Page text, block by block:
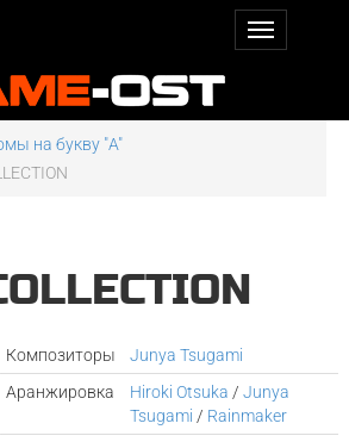
на букву "A"
Композиторы
Junya Tsugami
Аранжировка
Hiroki Otsuka /Junya
Tsugami / Rainmaker